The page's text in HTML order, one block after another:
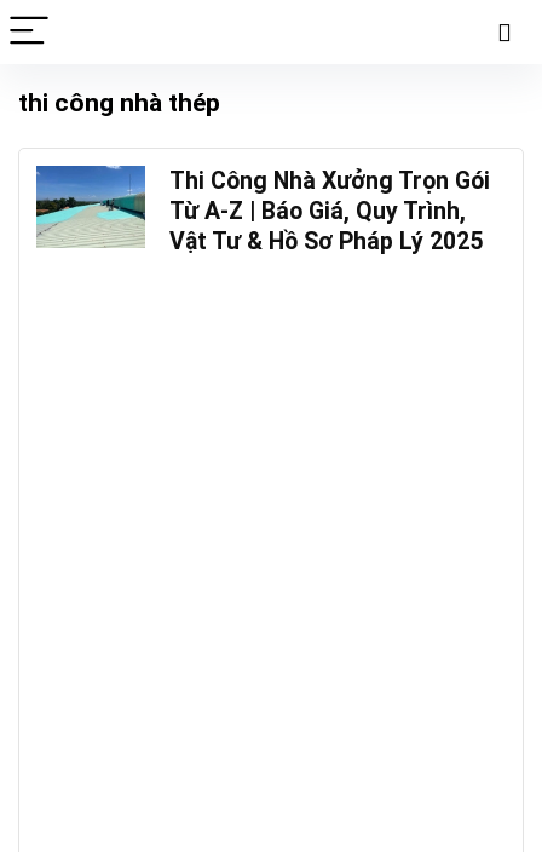
thi công nhà thép
Thi Công Nhà Xưởng Trọn Gói
Từ A-Z | Báo Giá, Quy Trình,
Vật Tư & Hồ Sơ Pháp Lý 2025